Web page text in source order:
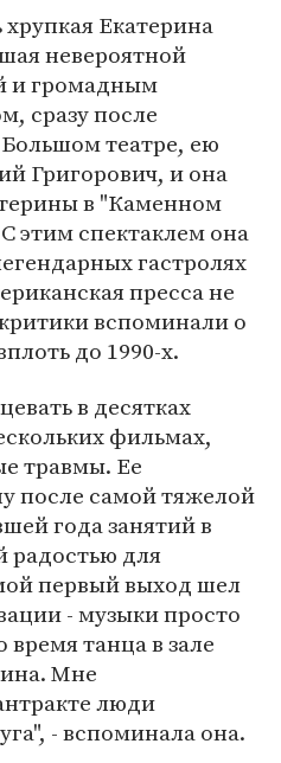
Екатерина
невероятной
и громадным
сразу после
театре, ею
Григорович, и она
в "Каменном
этим спектаклем она
гастролях
пресса не
вспоминали о
до 1990-х.
в десятках
фильмах,
травмы. Ее
после самой тяжелой
года занятий в
радостью для
первый выход шел
- музыки просто
танца в зале
Мне
люди
- вспоминала она.